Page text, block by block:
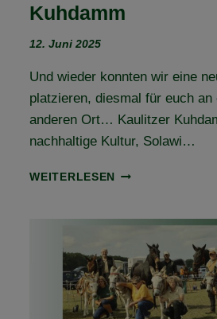
Kuhdamm
12. Juni 2025
Und wieder konnten wir eine
platzieren, diesmal für euch an
anderen Ort… Kaulitzer
nachhaltige Kultur, Solawi…
WEITERLESEN
STEMPELKISTE
KUHDAMM